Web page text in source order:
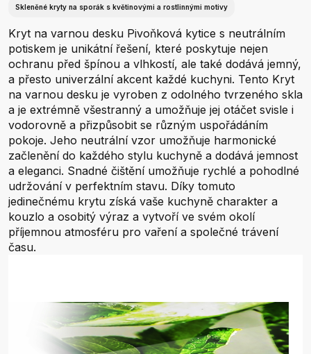
Skleněné kryty na sporák s květinovými a rostlinnými motivy
Kryt na varnou desku Pivoňková kytice s neutrálním
potiskem je unikátní řešení, které poskytuje nejen
ochranu před špínou a vlhkostí, ale také dodává jemný,
a přesto univerzální akcent každé kuchyni. Tento Kryt
na varnou desku je vyroben z odolného tvrzeného skla
a je extrémně všestranný a umožňuje jej otáčet svisle i
vodorovně a přizpůsobit se různým uspořádáním
pokoje. Jeho neutrální vzor umožňuje harmonické
začlenění do každého stylu kuchyně a dodává jemnost
a eleganci. Snadné čištění umožňuje rychlé a pohodlné
udržování v perfektním stavu. Díky tomuto
jedinečnému krytu získá vaše kuchyně charakter a
kouzlo a osobitý výraz a vytvoří ve svém okolí
příjemnou atmosféru pro vaření a společné trávení
času.